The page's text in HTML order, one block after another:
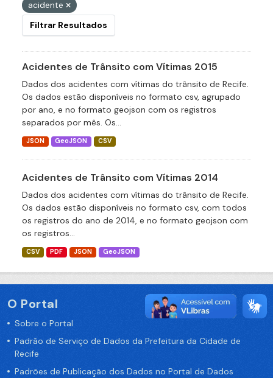
acidente
Filtrar Resultados
Acidentes de Trânsito com Vítimas 2015
Dados dos acidentes com vítimas do trânsito de Recife.
Os dados estão disponíveis no formato csv, agrupado
por ano, e no formato geojson com os registros
separados por mês. Os...
JSON GeoJSON CSV
Acidentes de Trânsito com Vítimas 2014
Dados dos acidentes com vítimas do trânsito de Recife.
Os dados estão disponíveis no formato csv, com todos
os registros do ano de 2014, e no formato geojson com
os registros...
CSV PDF JSON GeoJSON
O Portal
Sobre o Portal
Padrão de Serviço de Dados da Prefeitura da Cidade de
Recife
Padrões de Publicação dos Dados no Portal de Dados